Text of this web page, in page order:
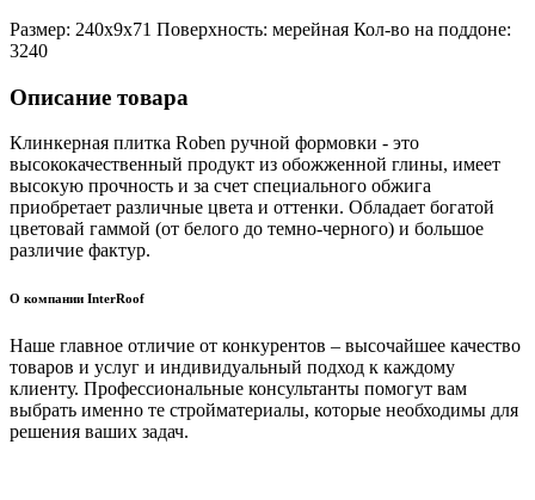
Размер: 240x9x71 Поверхность: мерейная Кол-во на поддоне:
3240
Описание товара
Клинкерная плитка Roben ручной формовки - это
высококачественный продукт из обожженной глины, имеет
высокую прочность и за счет специального обжига
приобретает различные цвета и оттенки. Обладает богатой
цветовай гаммой (от белого до темно-черного) и большое
различие фактур.
О компании InterRoof
Наше главное отличие от конкурентов – высочайшее качество
товаров и услуг и индивидуальный подход к каждому
клиенту. Профессиональные консультанты помогут вам
выбрать именно те стройматериалы, которые необходимы для
решения ваших задач.